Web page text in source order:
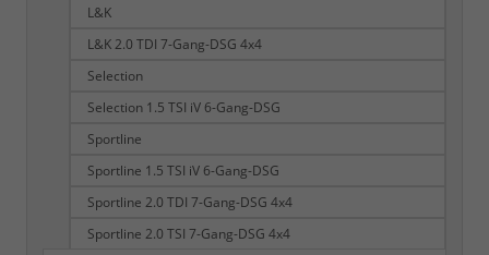
L&K
L&K 2.0 TDI 7-Gang-DSG 4x4
Selection
Selection 1.5 TSI iV 6-Gang-DSG
Sportline
Sportline 1.5 TSI iV 6-Gang-DSG
Sportline 2.0 TDI 7-Gang-DSG 4x4
Sportline 2.0 TSI 7-Gang-DSG 4x4